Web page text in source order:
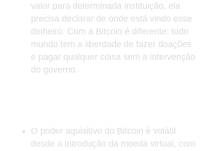
valor para determinada instituição, ela
precisa declarar de onde está vindo esse
dinheiro. Com a Bitcoin é diferente: todo
mundo tem a liberdade de fazer doações
e pagar qualquer coisa sem a intervenção
do governo.
O poder aquisitivo do Bitcoin é volátil
desde a introdução da moeda virtual, com